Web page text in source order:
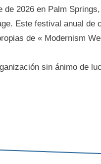
2026 en Palm
Este festival anual
de « Modernism
sin ánimo de